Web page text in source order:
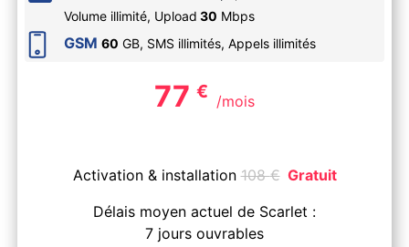
Volume illimité, Upload 30 Mbps
GSM 60 GB, SMS illimités, Appels illimités
77 € /mois
Activation & installation108€ Gratuit
Délais moyen actuel de Scarlet :
7 jours ouvrables